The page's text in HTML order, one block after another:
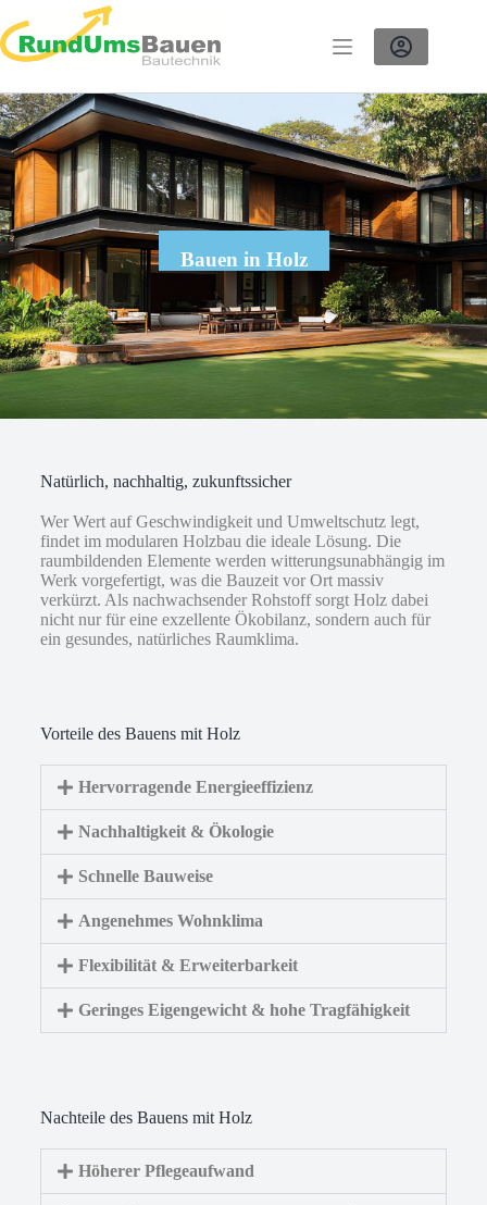
Bauen in Holz
Natürlich, nachhaltig, zukunftssicher
Wer Wert auf Geschwindigkeit und Umweltschutz legt,
findet im modularen Holzbau die ideale Lösung. Die
raumbildenden Elemente werden witterungsunabhängig im
Werk vorgefertigt, was die Bauzeit vor Ort massiv
verkürzt. Als nachwachsender Rohstoff sorgt Holz dabei
nicht nur für eine exzellente Ökobilanz, sondern auch für
ein gesundes, natürliches Raumklima.
Vorteile des Bauens mit Holz
Hervorragende Energieeffizienz
Nachhaltigkeit & Ökologie
Schnelle Bauweise
Angenehmes Wohnklima
Flexibilität & Erweiterbarkeit
Geringes Eigengewicht & hohe Tragfähigkeit
Nachteile des Bauens mit Holz
Höherer Pflegeaufwand